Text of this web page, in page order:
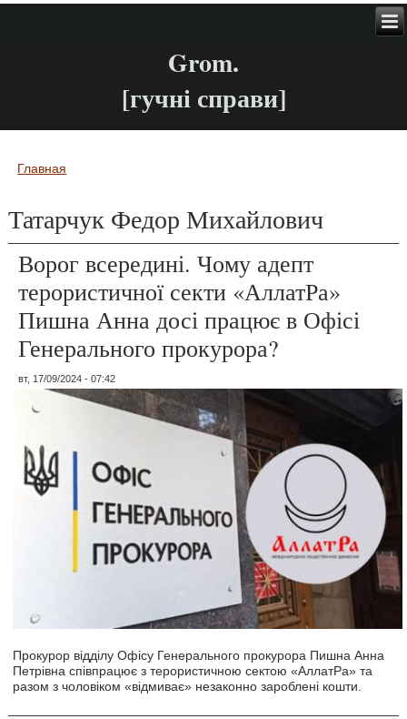
Grom.
[гучні справи]
Вы здесь
Главная
Татарчук Федор Михайлович
Ворог всередині. Чому адепт
терористичної секти «АллатРа»
Пишна Анна досі працює в Офісі
Генерального прокурора?
вт, 17/09/2024 - 07:42
Прокурор відділу Офісу Генерального прокурора Пишна Анна
Петрівна співпрацює з терористичною сектою «АллатРа» та
разом з чоловіком «відмиває» незаконно зароблені кошти.